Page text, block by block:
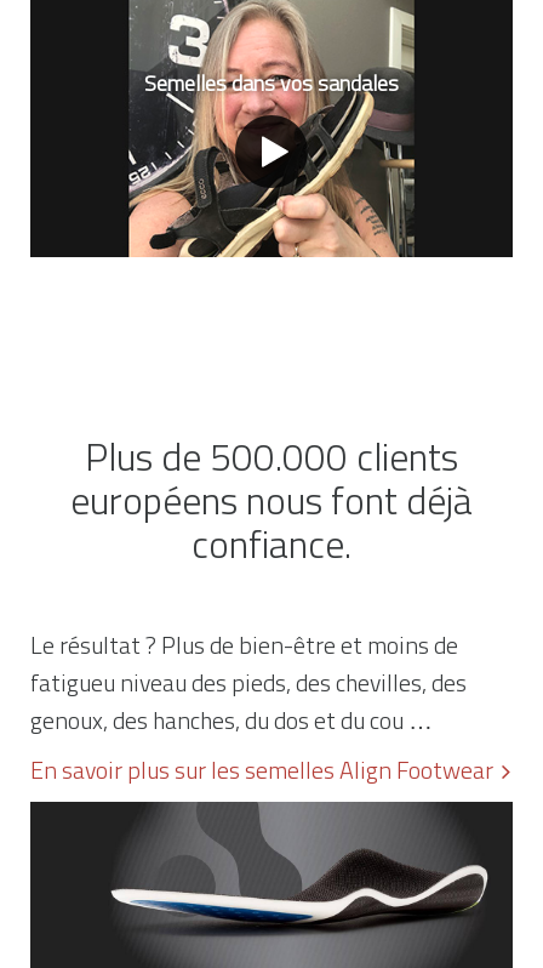
Semelles dans vos sandales
Plus de 500.000 clients
européens nous font déjà
confiance.
Le résultat ? Plus de bien-être et moins de
fatigueu niveau des pieds, des chevilles, des
genoux, des hanches, du dos et du cou …
En savoir plus sur les semelles Align Footwear